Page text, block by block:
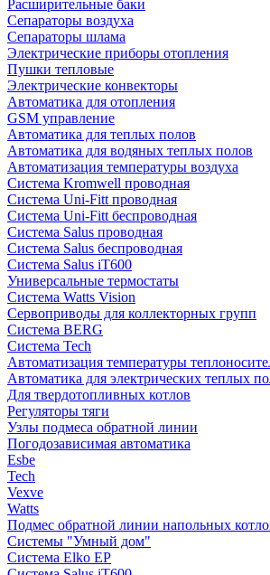
Расширительные баки
Сепараторы воздуха
Сепараторы шлама
Электрические приборы отопления
Пушки тепловые
Электрические конвекторы
Автоматика для отопления
GSM управление
Автоматика для теплых полов
Автоматика для водяных теплых полов
Автоматизация температуры воздуха
Система Kromwell проводная
Система Uni-Fitt проводная
Система Uni-Fitt беспроводная
Система Salus проводная
Система Salus беспроводная
Система Salus iT600
Универсальные термостаты
Система Watts Vision
Сервоприводы для коллекторных групп
Система BERG
Система Tech
Автоматизация температуры
Автоматика для электрических теплых
Для твердотопливных котлов
Регуляторы тяги
Узлы подмеса обратной линии
Погодозависимая автоматика
Esbe
Tech
Vexve
Watts
Подмес обратной линии напольных
Системы "Умный дом"
Система Elko EP